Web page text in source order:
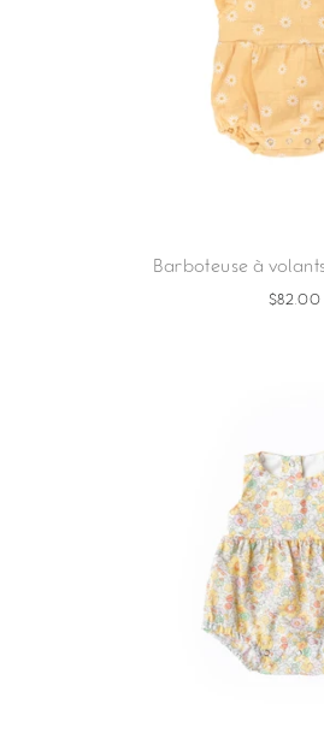
Barboteuse à
$82.00